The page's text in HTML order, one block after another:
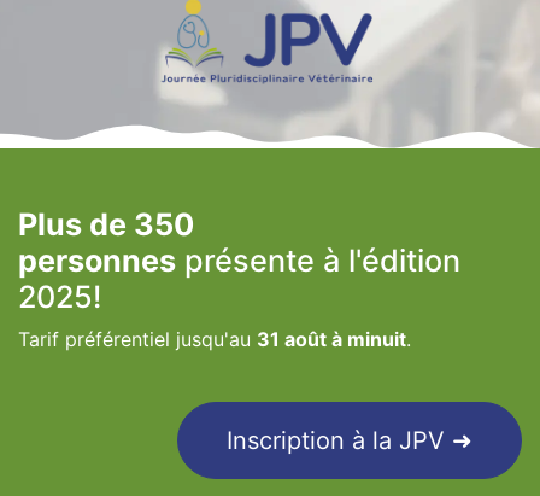
Plus de 350
personnes présente à l'édition
2025!
Tarif préférentiel jusqu'au 31 août à minuit.
Inscription à la JPV ➜